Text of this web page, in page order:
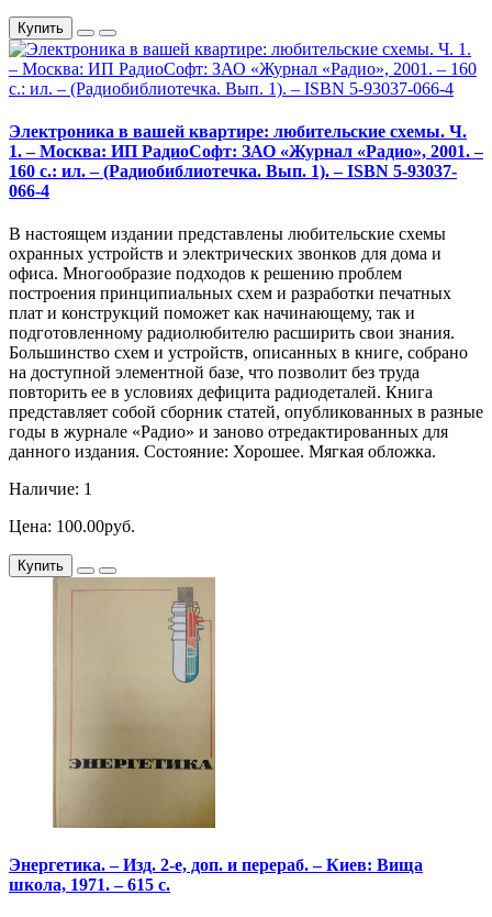
Купить
Электроника в вашей квартире: любительские схемы. Ч.
1. – Москва: ИП РадиоСофт: ЗАО «Журнал «Радио», 2001. –
160 с.: ил. – (Радиобиблиотечка. Вып. 1). – ISBN 5-93037-
066-4
В настоящем издании представлены любительские схемы
охранных устройств и электрических звонков для дома и
офиса. Многообразие подходов к решению проблем
построения принципиальных схем и разработки печатных
плат и конструкций поможет как начинающему, так и
подготовленному радиолюбителю расширить свои знания.
Большинство схем и устройств, описанных в книге, собрано
на доступной элементной базе, что позволит без труда
повторить ее в условиях дефицита радиодеталей. Книга
представляет собой сборник статей, опубликованных в разные
годы в журнале «Радио» и заново отредактированных для
данного издания. Состояние: Хорошее. Мягкая обложка.
Наличие: 1
Цена: 100.00руб.
Купить
Энергетика. – Изд. 2-е, доп. и перераб. – Киев: Вища
школа, 1971. – 615 с.